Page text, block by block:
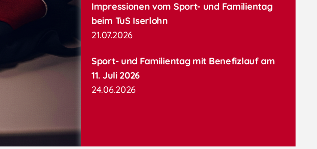
Impressionen vom Sport- und Familientag
beim TuS Iserlohn
21.07.2026
Sport- und Familientag mit Benefizlauf am
11. Juli 2026
24.06.2026